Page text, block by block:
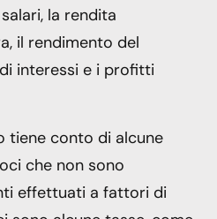
la rendita
il rendimento del
interessi e i profitti
tiene conto di alcune
che non sono
effettuati a fattori di